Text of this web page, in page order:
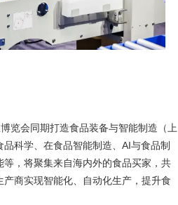
览会同期打造食品装备与智能制造（上
科学、在食品智能制造、AI与食品制
，将聚集来自海内外的食品买家，共
商实现智能化、自动化生产，提升食